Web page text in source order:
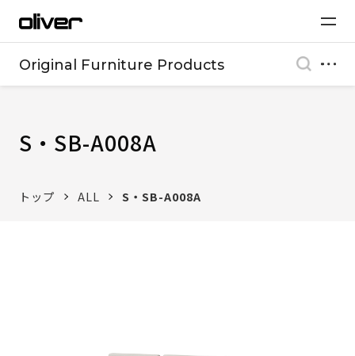
Original Furniture Products
S・SB-A008A
トップ ALL S・SB-A008A